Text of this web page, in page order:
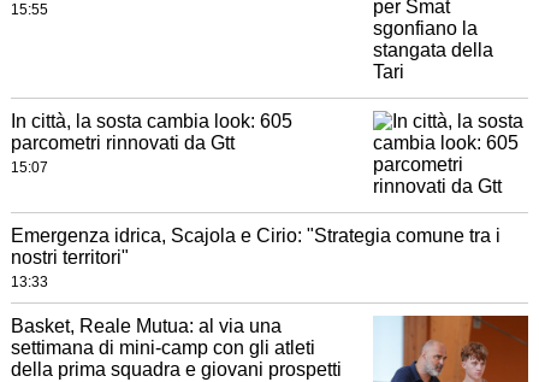
15:55
In città, la sosta cambia look: 605
parcometri rinnovati da Gtt
15:07
Emergenza idrica, Scajola e Cirio: "Strategia comune tra i
nostri territori"
13:33
Basket, Reale Mutua: al via una
settimana di mini-camp con gli atleti
della prima squadra e giovani prospetti